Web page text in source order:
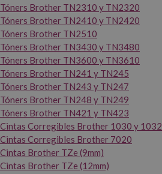
Tóners Brother TN2310 y TN2320
Tóners Brother TN2410 y TN2420
Tóners Brother TN2510
Tóners Brother TN3430 y TN3480
Tóners Brother TN3600 y TN3610
Tóners Brother TN241 y TN245
Tóners Brother TN243 y TN247
Tóners Brother TN248 y TN249
Tóners Brother TN421 y TN423
Cintas Corregibles Brother 1030 y 1032
Cintas Corregibles Brother 7020
Cintas Brother TZe (9mm)
Cintas Brother TZe (12mm)